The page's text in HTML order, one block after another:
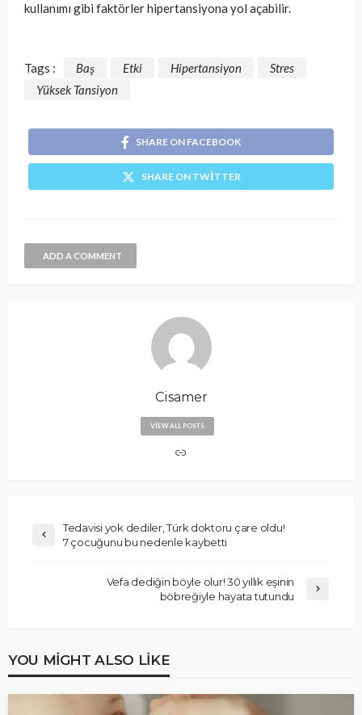
kullanımı gibi faktörler hipertansiyona yol açabilir.
Tags : Baş Etki Hipertansiyon
Stres
Yüksek Tansiyon
SHARE ON FACEBOOK
SHARE ON TWITTER
ADD A COMMENT
Cisamer
VIEW ALL POSTS
Tedavisi yok dediler, Türk doktoru çare oldu!
7 çocuğunu bu nedenle kaybetti
Vefa dediğin böyle olur! 30 yıllık eşinin
böbreğiyle hayata tutundu
YOU MIGHT ALSO LIKE